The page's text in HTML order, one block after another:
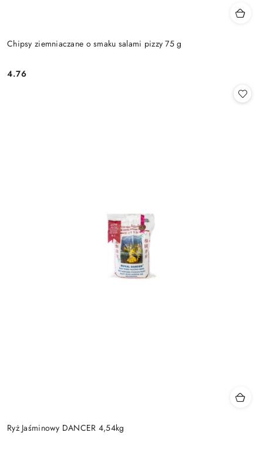
Chipsy ziemniaczane o smaku salami pizzy 75 g
Cena:
4.76
Ryż Jaśminowy DANCER 4,54kg